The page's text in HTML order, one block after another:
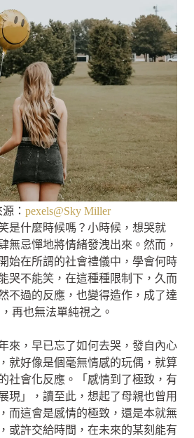
： pexels@Sky Miller
是什麼時候嗎？小時候，想哭就
無忌憚地將情緒發洩出來。然而，
始在所謂的社會禮儀中，學會何時
哭不能笑，在這種種限制下，久而
不過的反應，也變得造作，成了達
再也無法單純視之。
來，早已忘了如何去哭，發自內心
就好像是個毫無情感的玩偶，就算
社會化反應。「感情到了極致，有
現」，讀至此，想起了母親也曾用
而這會是感情的極致，還是本就無
或許交給時間，在未來的某刻能有